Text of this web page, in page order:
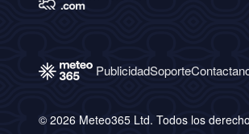
PublicidadSoporte
© 2026 Meteo365 Ltd. Todos los